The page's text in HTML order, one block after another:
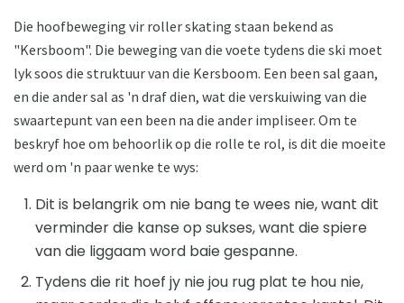
Die hoofbeweging vir roller skating staan ​​bekend as
"Kersboom". Die beweging van die voete tydens die ski moet
lyk soos die struktuur van die Kersboom. Een been sal gaan,
en die ander sal as 'n draf dien, wat die verskuiwing van die
swaartepunt van een been na die ander impliseer. Om te
beskryf hoe om behoorlik op die rolle te rol, is dit die moeite
werd om 'n paar wenke te wys:
Dit is belangrik om nie bang te wees nie, want dit
verminder die kanse op sukses, want die spiere
van die liggaam word baie gespanne.
Tydens die rit hoef jy nie jou rug plat te hou nie,